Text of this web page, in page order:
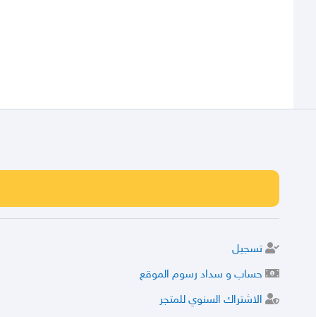
تسجيل
حساب و سداد رسوم الموقع
الاشتراك السنوي للمتجر